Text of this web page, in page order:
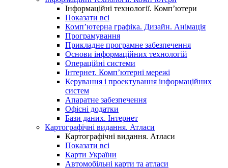
Інформаційні технології. Комп’ютери
Показати всі
Комп’ютерна графіка. Дизайн. Анімація
Програмування
Прикладне програмне забезпечення
Основи інформаційних технологій
Операційні системи
Інтернет. Комп’ютерні мережі
Керування і проектування інформаційних
систем
Апаратне забезпечення
Офісні додатки
Бази даних. Інтернет
Картографічні видання. Атласи
Картографічні видання. Атласи
Показати всі
Карти України
Автомобільні карти та атласи